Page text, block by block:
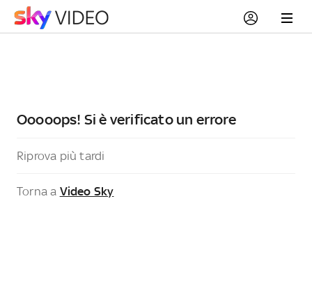
Ooooops! Si è verificato un errore
Riprova più tardi
Torna a Video Sky